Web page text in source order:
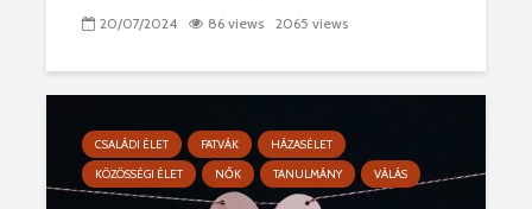
20/07/2024 86 views 2065 views
CSALÁDI ÉLET FATVÁK
HÁZASÉLET
KÖZÖSSÉGI ÉLET
NŐK TANULMÁNY VÁLÁS